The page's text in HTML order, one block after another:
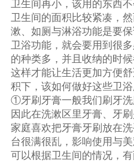
卫生间再小，该用的东西不
卫生间的面积比较紧凑，
漱、如厕与淋浴功能是要
卫浴功能，就会要用到很
的种类多，并且收纳的时
这样才能让生活更加方便
积下，该如何做好这些卫
①牙刷牙膏一般我们刷牙洗
因此在洗漱区里牙膏、牙
家庭喜欢把牙膏牙刷放在
台很满很乱，影响使用与
可以根据卫生间的情况，